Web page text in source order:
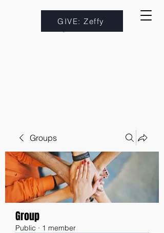
GIVE: Zeffy
Groups
Group
Public · 1 member